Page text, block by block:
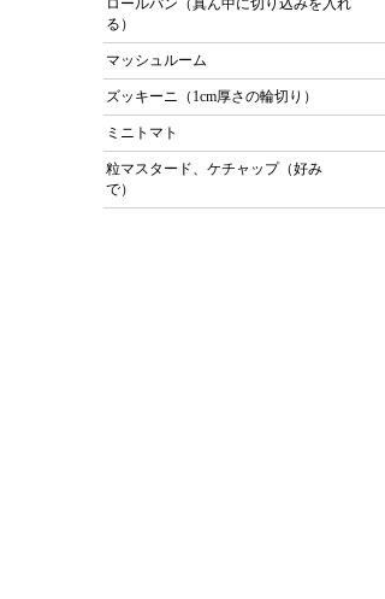
ロールパン（真ん中に切り込みを入れ
る）
マッシュルーム
ズッキーニ（1cm厚さの輪切り）
ミニトマト
粒マスタード、ケチャップ（好み
で）